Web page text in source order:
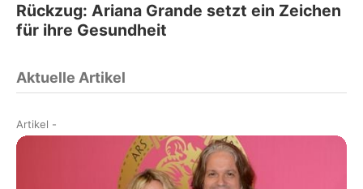
Rückzug: Ariana Grande setzt ein Zeichen
für ihre Gesundheit
Aktuelle Artikel
Artikel -